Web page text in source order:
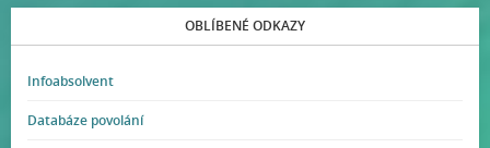
OBLÍBENÉ ODKAZY
Infoabsolvent
Databáze povolání